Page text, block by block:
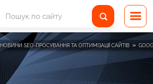
НОВИНИ SEO-ПРОСУВАННЯ ТА ОПТИМІЗАЦІЇ САЙТІВ »